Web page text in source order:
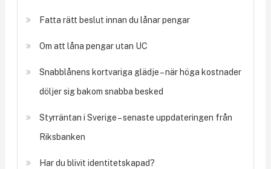
Fatta rätt beslut innan du lånar pengar
Om att låna pengar utan UC
Snabblånens kortvariga glädje – när höga kostnader
döljer sig bakom snabba besked
Styrräntan i Sverige – senaste uppdateringen från
Riksbanken
Har du blivit identitetskapad?